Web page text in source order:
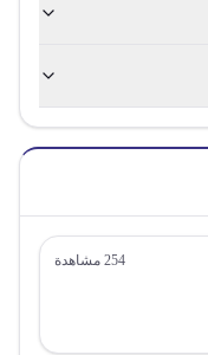
254 مشاهدة